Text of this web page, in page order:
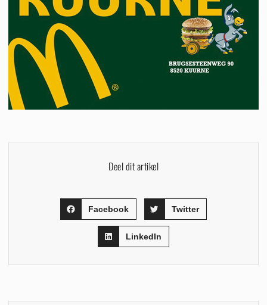
Deel dit artikel
Facebook Twitter
LinkedIn